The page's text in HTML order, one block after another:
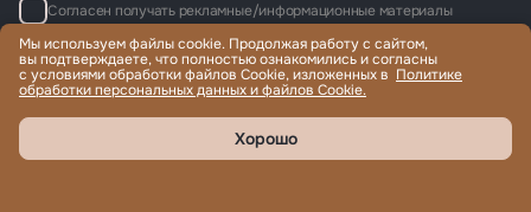
Согласен получать рекламные/информационные материалы
Продажа и аренда элитной недвижимости по всему миру, помощь
© 2022-2026 Международная компания Anwin
Мы используем файлы cookie. Продолжая работу с сайтом,
вы подтверждаете, что полностью ознакомились и согласны
с условиями обработки файлов Cookie, изложенных в Политике
обработки персональных данных и файлов Cookie.
Хорошо